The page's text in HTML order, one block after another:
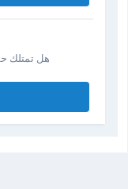
هل تمتلك